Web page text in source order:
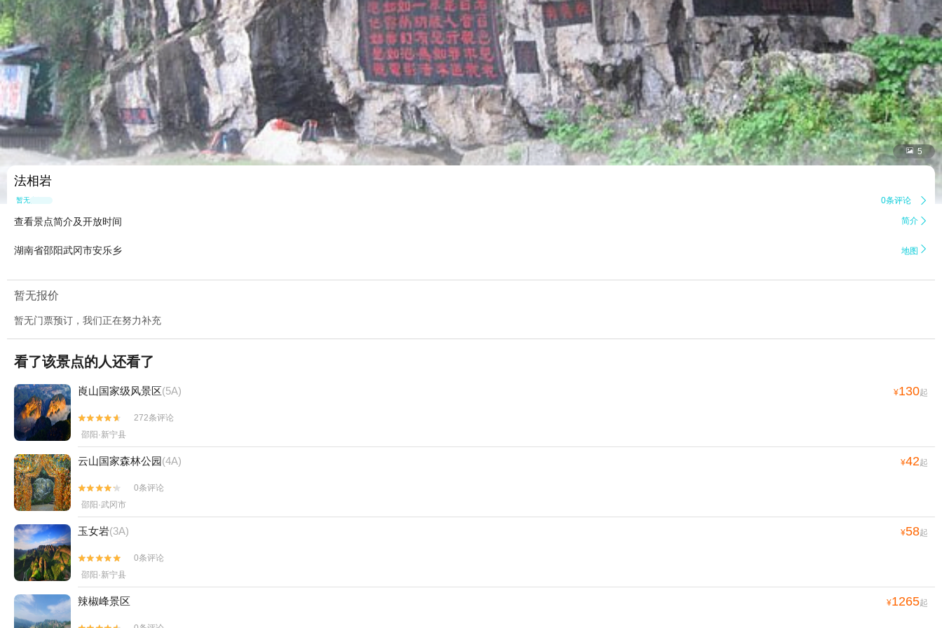
 5
法相岩
暂无点评 0条评论 
查看景点简介及开放时间 简介 
湖南省邵阳武冈市安乐乡 地图 
暂无报价
暂无门票预订，我们正在努力补充
看了该景点的人还看了
崀山国家级风景区(5A) ¥130起


272条评论
邵阳·新宁县
云山国家森林公园(4A) ¥42起


0条评论
邵阳·武冈市
玉女岩(3A) ¥58起


0条评论
邵阳·新宁县
辣椒峰景区 ¥1265起